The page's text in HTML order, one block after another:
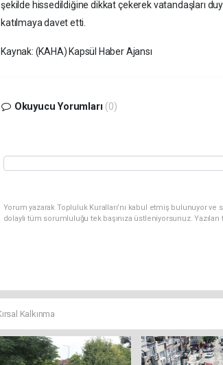
şekilde hissedildiğine dikkat çekerek vatandaşları
katılmaya davet etti.
Kaynak: (KAHA) Kapsül Haber Ajansı
Okuyucu Yorumları (0)
Yorum yazarak Topluluk Kuralları’nı kabul etmiş bulunuyor
dolaylı tüm sorumluluğu tek başınıza üstleniyorsunuz.
Kalkınma